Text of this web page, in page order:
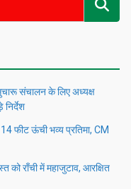
संचालन के लिए अध्यक्ष
फीट ऊंची भव्य प्रतिमा, CM
राँची में महाजुटाव, आरक्षित